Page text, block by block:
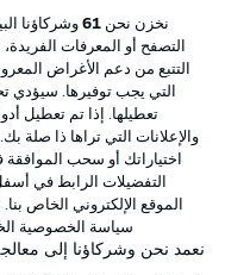
شروط الاستخدام
الوظائف
تواصل معنا
نخزن نحن 61وشركاؤنا
التصفح أو المعرفات
التتبع من دعم الأغراض
التي يجب توفيرها.
تعطيلها. إذا تم تعطيل
والإعلانات التي تراها ذا صلة
اختياراتك أو سحب
التفضيلات الرابط في
الموقع الإلكتروني الخاص
سياسة الخصوصية
نعمد نحن وشركاؤنا إلى معالجة